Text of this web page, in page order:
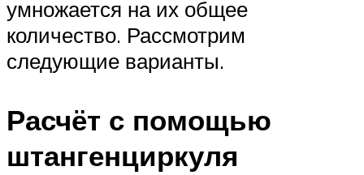
умножается на их общее
количество. Рассмотрим
следующие варианты.
Расчёт с помощью
штангенциркуля